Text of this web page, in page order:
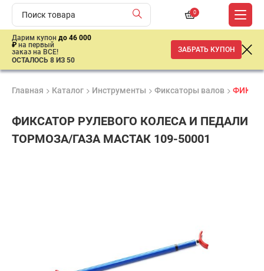
0
Дарим купон до 46 000
₽ на первый
заказ на ВСЕ!
ОСТАЛОСЬ 8 ИЗ 50
ЗАБРАТЬ КУПОН
Главная Каталог Инструменты Фиксаторы валов
ФИКСАТОР РУЛЕВОГО КОЛЕСА И ПЕДАЛИ
ТОРМОЗА/ГАЗА МАСТАК 109-50001